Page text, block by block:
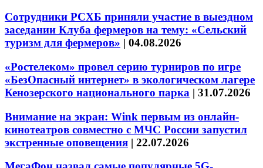
Сотрудники РСХБ приняли участие в выездном
заседании Клуба фермеров на тему: «Сельский
туризм для фермеров» | 04.08.2026
«Ростелеком» провел серию турниров по игре
«БезОпасный интернет» в экологическом лагере
Кенозерского национального парка | 31.07.2026
Внимание на экран: Wink первым из онлайн-
кинотеатров совместно с МЧС России запустил
экстренные оповещения | 22.07.2026